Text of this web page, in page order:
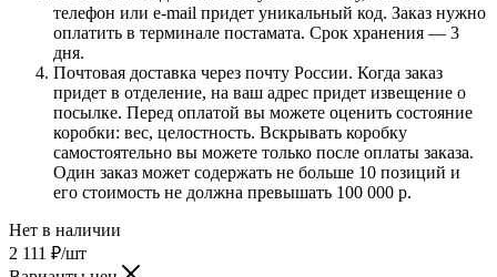
телефон или e-mail придет уникальный код. Заказ нужно
оплатить в терминале постамата. Срок хранения — 3
дня.
Почтовая доставка через почту России. Когда заказ
придет в отделение, на ваш адрес придет извещение о
посылке. Перед оплатой вы можете оценить состояние
коробки: вес, целостность. Вскрывать коробку
самостоятельно вы можете только после оплаты заказа.
Один заказ может содержать не больше 10 позиций и
его стоимость не должна превышать 100 000 р.
Нет в наличии
2 111 ₽/шт